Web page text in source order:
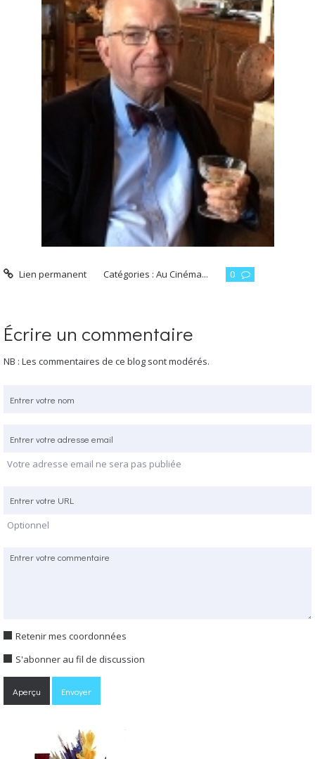
Lien permanent Catégories :Au Cinéma... 0
Écrire un commentaire
NB : Les commentaires de ce blog sont modérés.
Votre adresse email ne sera pas publiée
Optionnel
Retenir mes coordonnées
S'abonner au fil de discussion